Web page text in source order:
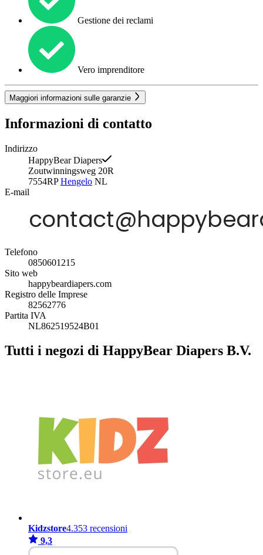
Gestione dei reclami
Vero imprenditore
Maggiori informazioni sulle garanzie
Informazioni di contatto
Indirizzo
HappyBear Diapers
Zoutwinningsweg 20R
7554RPHengelo NL
E-mail
Telefono
0850601215
Sito web
happybeardiapers.com
Registro delle Imprese
82562776
Partita IVA
NL862519524B01
Tutti i negozi di HappyBear Diapers B.V.
Kidzstore4.353 recensioni
9,3